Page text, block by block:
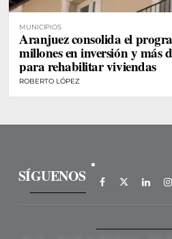
MUNICIPIOS
Aranjuez consolida el
millones en inversión y más
para rehabilitar viviendas
ROBERTO LÓPEZ
SÍGUENOS